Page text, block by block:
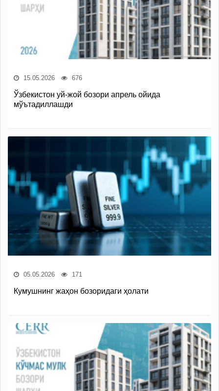
15.05.2026 676
Ўзбекистон уй-жой бозори апрель ойида
мўътадиллашди
05.05.2026 171
Кумушнинг жаҳон бозоридаги ҳолати